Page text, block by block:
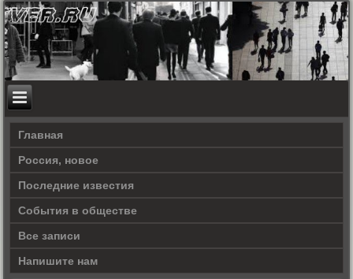
Главная
Россия, новое
Последние известия
События в обществе
Все записи
Напишите нам